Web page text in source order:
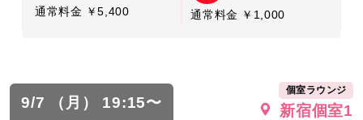
通常料金 ￥5,400 通常料金 ￥1,000
9/7 （月） 19:15〜
個室ラウンジ
新宿個室1